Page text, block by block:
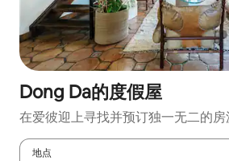
Dong Da的度假屋
在爱彼迎上寻找并预订独一无二的房
地点